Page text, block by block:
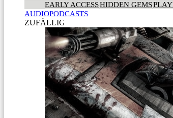
EARLY ACCESSHIDDEN GEMS
AUDIOPODCASTS
ZUFÄLLIG